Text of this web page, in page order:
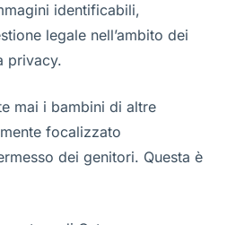
identificabili,
legale nell’ambito dei
privacy.
mai i bambini di altre
focalizzato
dei genitori. Questa è